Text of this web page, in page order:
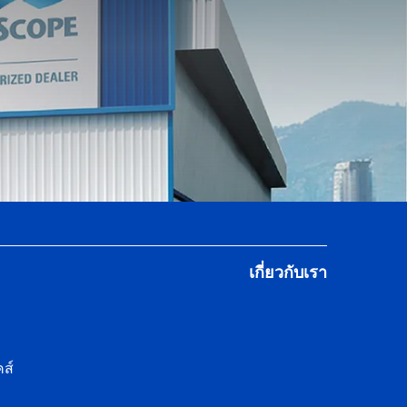
เกี่ยวกับเรา
ส์